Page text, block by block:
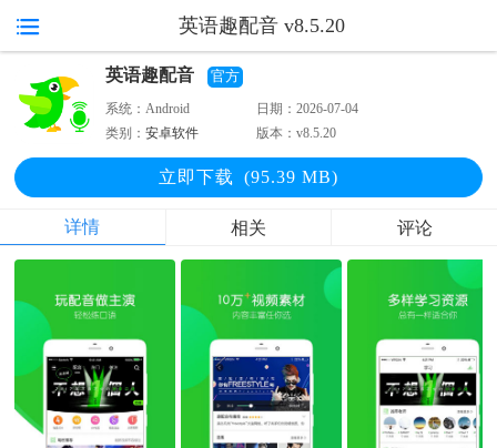
英语趣配音 v8.5.20
英语趣配音 官方
系统：Android 日期：2026-07-04
类别：安卓软件 版本：v8.5.20
立即下载 (95.39 MB)
详情 相关 评论